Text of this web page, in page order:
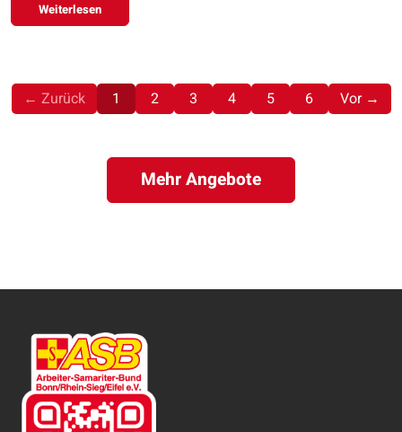
Weiterlesen
← Zurück 1 (aktuell)
2 3 4 5 6 Vor →
Mehr Angebote